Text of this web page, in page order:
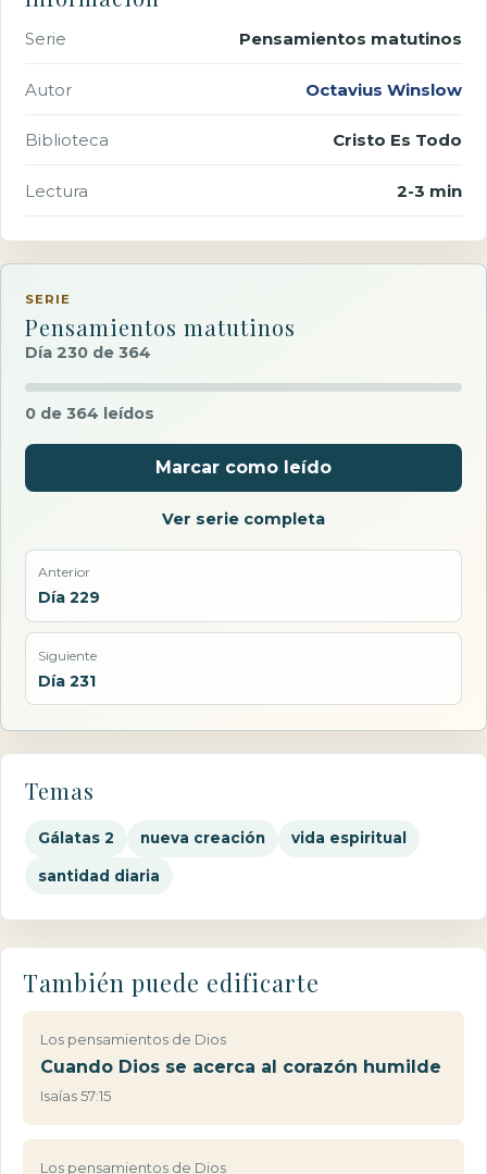
Serie Pensamientos matutinos
Autor Octavius Winslow
Biblioteca Cristo Es Todo
Lectura 2-3 min
SERIE
Pensamientos matutinos
Día 230 de 364
0 de 364 leídos
Marcar como leído
Ver serie completa
Anterior
Día 229
Siguiente
Día 231
Temas
Gálatas 2 nueva creación vida espiritual
santidad diaria
También puede edificarte
Los pensamientos de Dios
Cuando Dios se acerca al corazón humilde
Isaías 57:15
Los pensamientos de Dios